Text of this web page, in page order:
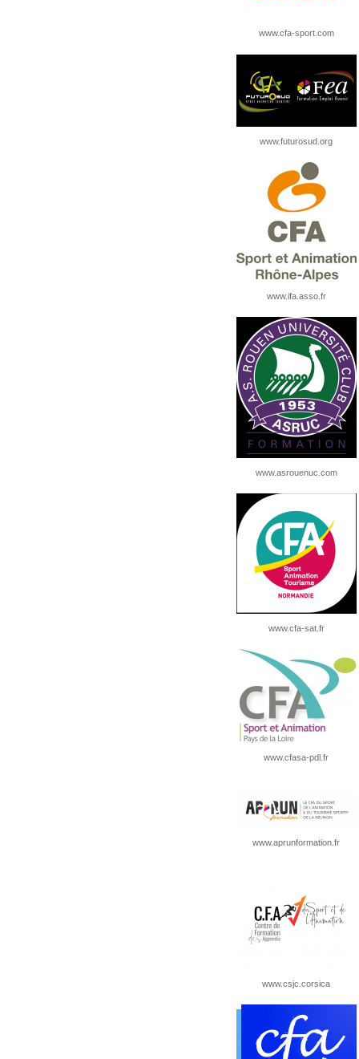
www.cfa-sport.com
www.futurosud.org
www.ifa.asso.fr
www.asrouenuc.com
www.cfa-sat.fr
www.cfasa-pdl.fr
www.aprunformation.fr
www.csjc.corsica